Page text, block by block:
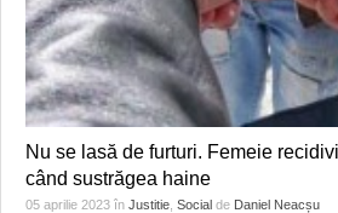
Nu se lasă de furturi. Femeie
când sustrăgea haine
05 aprilie 2023 în Justitie Social de Daniel Neacșu